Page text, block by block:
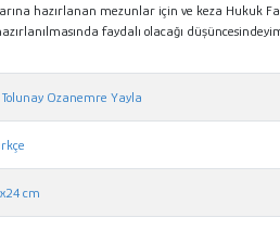
hazırlanan mezunlar için ve keza
faydalı olacağı
Tolunay Ozanemre Yayla
cm